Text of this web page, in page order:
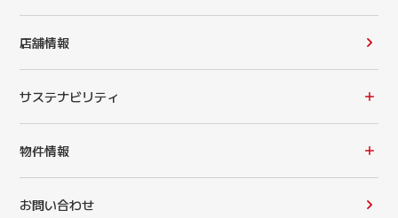
店舗情報
サステナビリティ
物件情報
お問い合わせ